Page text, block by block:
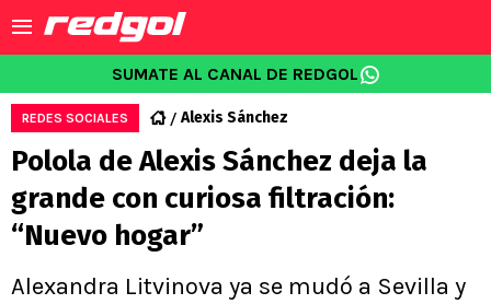
SUMATE AL CANAL DE REDGOL
REDES SOCIALES Alexis Sánchez
Polola de Alexis Sánchez deja la
grande con curiosa filtración:
“Nuevo hogar”
Alexandra Litvinova ya se mudó a Sevilla y